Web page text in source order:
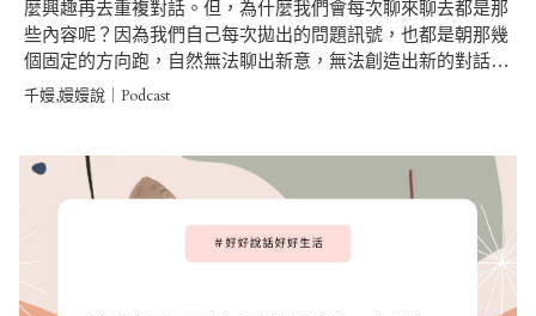
麼興趣再去重複對話。但，為什麼我們會每次聊來聊去都是那
些內容呢？因為我們自己每次拋出的問題訊號，也都是朝那幾
個固定的方向跑，自然無法聊出新意，無法創造出新的對話…
千嫚,嫚嫚說｜Podcast